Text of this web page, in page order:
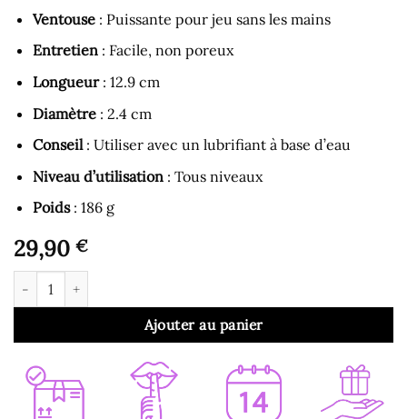
Ventouse: Puissante pour jeu sans les mains
Entretien: Facile, non poreux
Longueur: 12.9 cm
Diamètre: 2.4 cm
Conseil: Utiliser avec un lubrifiant à base d’eau
Niveau d’utilisation: Tous niveaux
Poids: 186 g
29,90 €
quantité de Gode Ventouse - Gode à Ventouse Noir Courbé
Ajouter au panier